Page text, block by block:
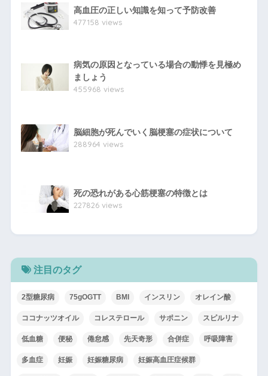
高血圧の正しい知識を知って予防改善
477158 views
病気の原因となっている場合の動悸を見極め
ましょう
455968 views
脳細胞が死んでいく脳梗塞の症状について
288964 views
死の恐れがある心筋梗塞の特徴とは
227826 views
注目のタグ
2型糖尿病 75gOGTT BMI インスリン オレイン酸
ココナッツオイル コレステロール サポニン スピルリナ
低血糖 便秘 倦怠感 先天奇形 合併症 呼吸障害
多血症 妊娠 妊娠糖尿病 妊娠高血圧症候群